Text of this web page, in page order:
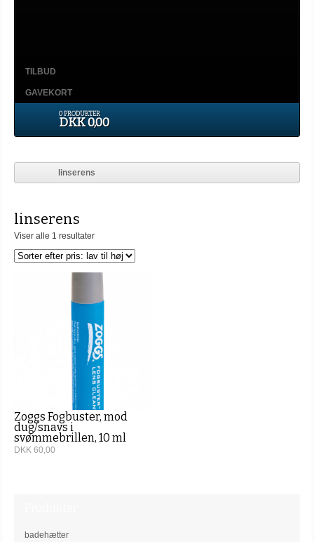
TILBUD
GAVEKORT
0 PRODUKTER
DKK 0,00
linserens
linserens
Viser alle 1 resultater
Zoggs Fogbuster, mod
dug/snavs i
svømmebrillen, 10 ml
DKK 60,00
badehætter